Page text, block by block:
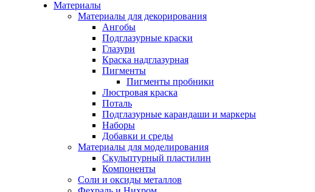
Материалы
Материалы для декорирования
Ангобы
Подглазурные краски
Глазури
Краска надглазурная
Пигменты
Пигменты пробники
Люстровая краска
Поталь
Подглазурные карандаши и маркеры
Наборы
Добавки и среды
Материалы для моделирования
Скульптурный пластилин
Компоненты
Соли и оксиды металлов